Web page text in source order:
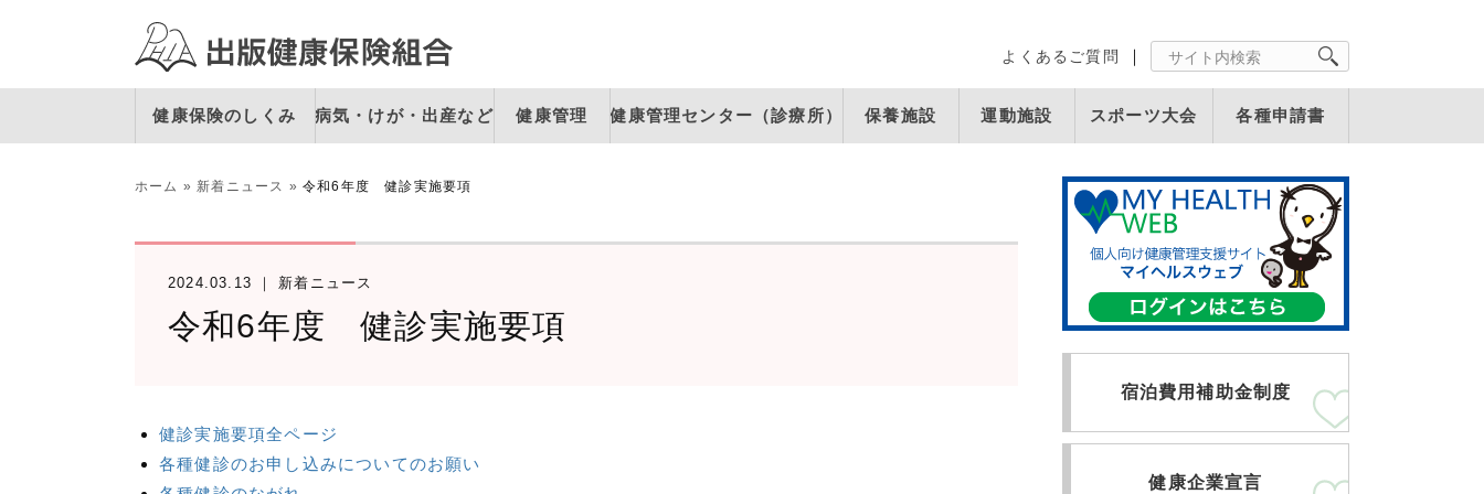
よくあるご質問
健康保険のしくみ 病気・けが・出産など 健康管理 健康管理センター（診療所） 保養施設 運動施設 スポーツ大会 各種申請書
ホーム » 新着ニュース »令和6年度 健診実施要項
2024.03.13 新着ニュース
令和6年度 健診実施要項
健診実施要項全ページ
各種健診のお申し込みについてのお願い
宿泊費用補助金制度
健康企業宣言